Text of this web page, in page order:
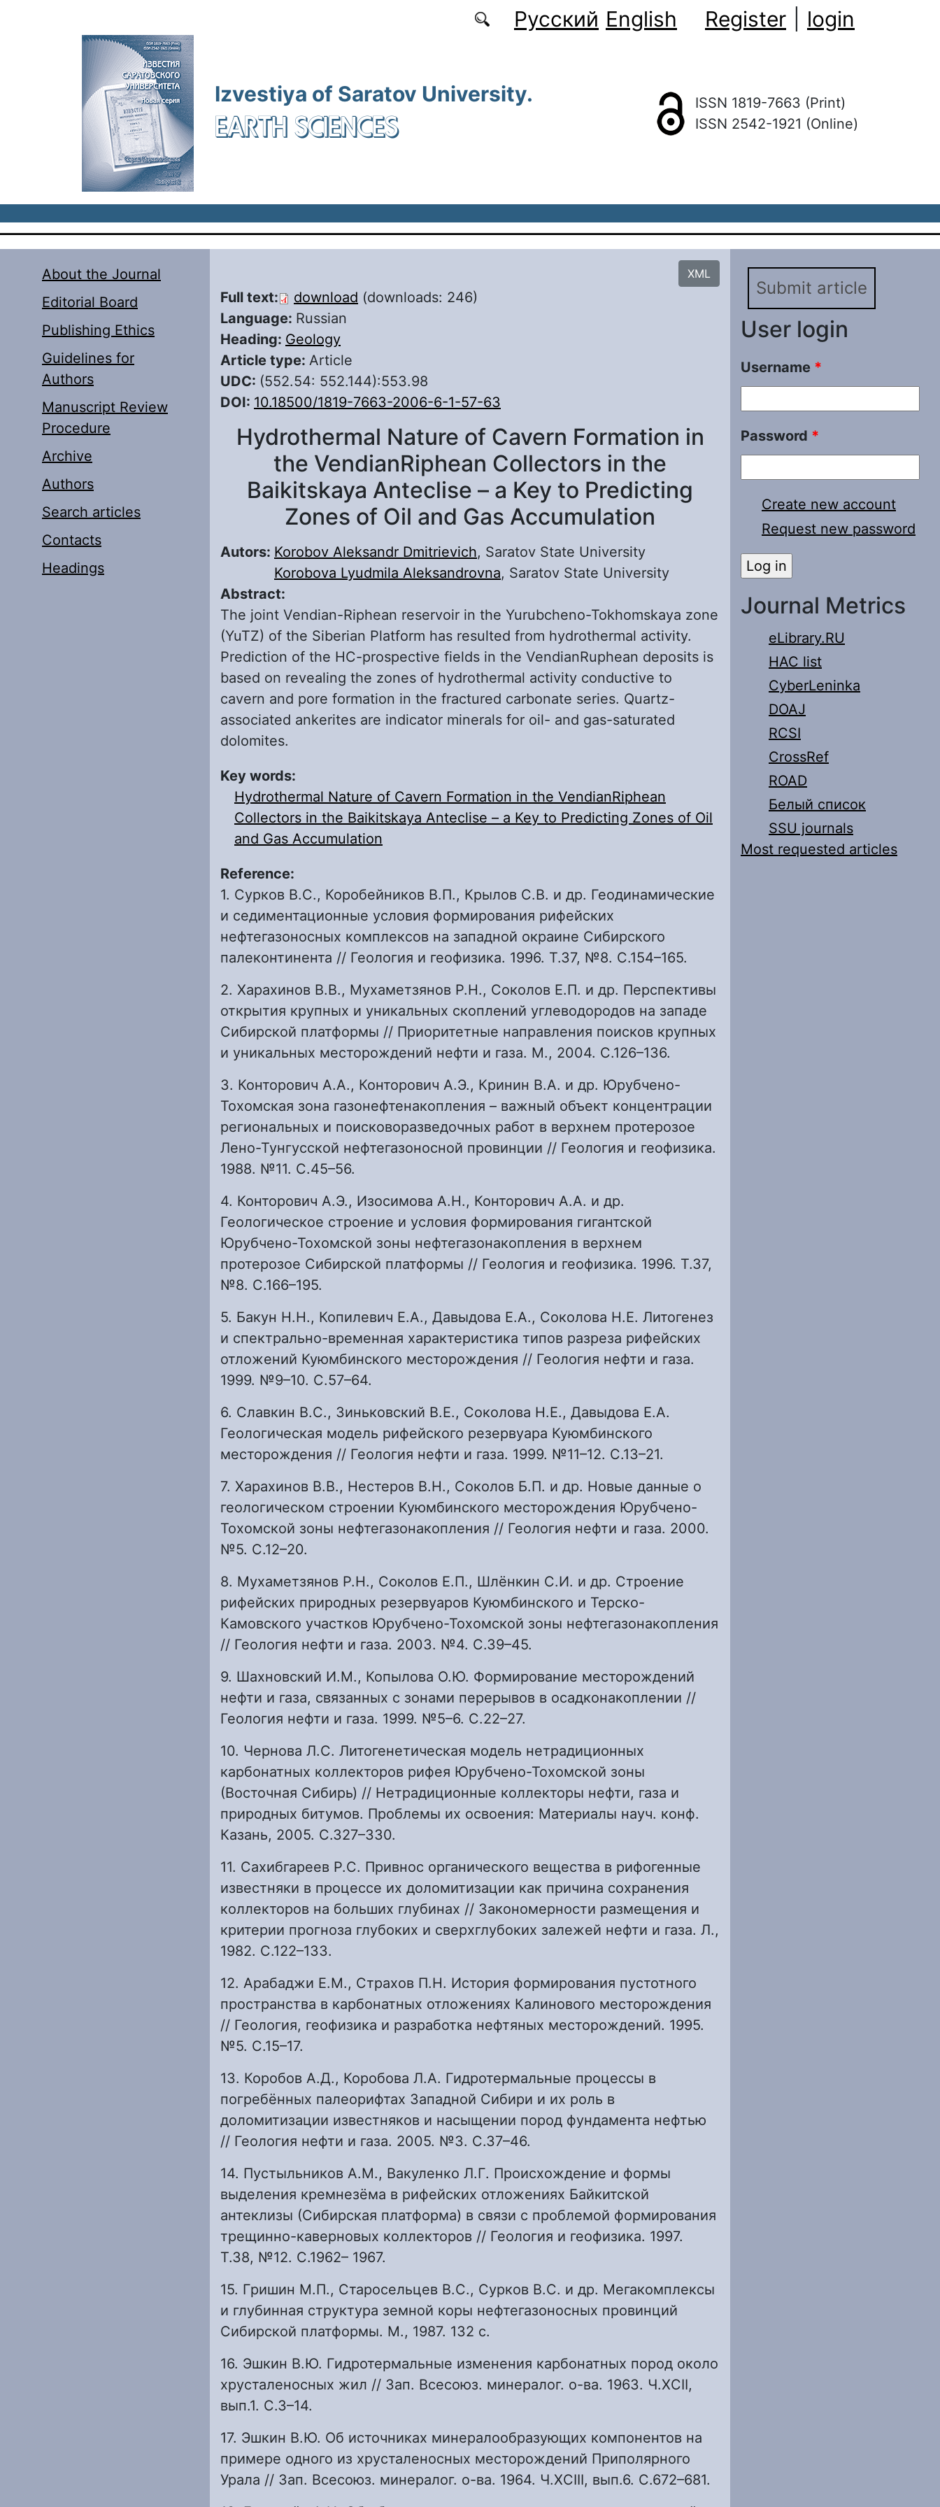
Русский English Register login
Izvestiya of Saratov University.
EARTH SCIENCES
ISSN 1819-7663 (Print)
ISSN 2542-1921 (Online)
About the Journal
Editorial Board
Publishing Ethics
Guidelines for
Authors
Manuscript Review
Procedure
Archive
Authors
Search articles
Contacts
Headings
XML
Full text: download (downloads: 246)
Language: Russian
Heading: Geology
Article type: Article
UDC: (552.54: 552.144):553.98
DOI: 10.18500/1819-7663-2006-6-1-57-63
Hydrothermal Nature of Cavern Formation in
the VendianRiphean Collectors in the
Baikitskaya Anteclise – a Key to Predicting
Zones of Oil and Gas Accumulation
Autors: Korobov Aleksandr Dmitrievich, Saratov State University
Korobova Lyudmila Aleksandrovna, Saratov State University
Abstract:
The joint Vendian-Riphean reservoir in the Yurubcheno-Tokhomskaya zone
(YuTZ) of the Siberian Platform has resulted from hydrothermal activity.
Prediction of the HC-prospective fields in the VendianRuphean deposits is
based on revealing the zones of hydrothermal activity conductive to
cavern and pore formation in the fractured carbonate series. Quartz-
associated ankerites are indicator minerals for oil- and gas-saturated
dolomites.
Key words:
Hydrothermal Nature of Cavern Formation in the VendianRiphean
Collectors in the Baikitskaya Anteclise – a Key to Predicting Zones of Oil
and Gas Accumulation
Reference:
1. Сурков В.С., Коробейников В.П., Крылов С.В. и др. Геодинамические
и седиментационные условия формирования рифейских
нефтегазоносных комплексов на западной окраине Сибирского
палеконтинента // Геология и геофизика. 1996. Т.37, №8. С.154–165.
2. Харахинов В.В., Мухаметзянов Р.Н., Соколов Е.П. и др. Перспективы
открытия крупных и уникальных скоплений углеводородов на западе
Сибирской платформы // Приоритетные направления поисков крупных
и уникальных месторождений нефти и газа. М., 2004. С.126–136.
3. Конторович А.А., Конторович А.Э., Кринин В.А. и др. Юрубчено-
Тохомская зона газонефтенакопления – важный объект концентрации
региональных и поисковоразведочных работ в верхнем протерозое
Лено-Тунгусской нефтегазоносной провинции // Геология и геофизика.
1988. №11. С.45–56.
4. Конторович А.Э., Изосимова А.Н., Конторович А.А. и др.
Геологическое строение и условия формирования гигантской
Юрубчено-Тохомской зоны нефтегазонакопления в верхнем
протерозое Сибирской платформы // Геология и геофизика. 1996. Т.37,
№8. С.166–195.
5. Бакун Н.Н., Копилевич Е.А., Давыдова Е.А., Соколова Н.Е. Литогенез
и спектрально-временная характеристика типов разреза рифейских
отложений Куюмбинского месторождения // Геология нефти и газа.
1999. №9–10. С.57–64.
6. Славкин В.С., Зиньковский В.Е., Соколова Н.Е., Давыдова Е.А.
Геологическая модель рифейского резервуара Куюмбинского
месторождения // Геология нефти и газа. 1999. №11–12. С.13–21.
7. Харахинов В.В., Нестеров В.Н., Соколов Б.П. и др. Новые данные о
геологическом строении Куюмбинского месторождения Юрубчено-
Тохомской зоны нефтегазонакопления // Геология нефти и газа. 2000.
№5. С.12–20.
8. Мухаметзянов Р.Н., Соколов Е.П., Шлёнкин С.И. и др. Строение
рифейских природных резервуаров Куюмбинского и Терско-
Камовского участков Юрубчено-Тохомской зоны нефтегазонакопления
// Геология нефти и газа. 2003. №4. С.39–45.
9. Шахновский И.М., Копылова О.Ю. Формирование месторождений
нефти и газа, связанных с зонами перерывов в осадконакоплении //
Геология нефти и газа. 1999. №5–6. С.22–27.
10. Чернова Л.С. Литогенетическая модель нетрадиционных
карбонатных коллекторов рифея Юрубчено-Тохомской зоны
(Восточная Сибирь) // Нетрадиционные коллекторы нефти, газа и
природных битумов. Проблемы их освоения: Материалы науч. конф.
Казань, 2005. С.327–330.
11. Сахибгареев Р.С. Привнос органического вещества в рифогенные
известняки в процессе их доломитизации как причина сохранения
коллекторов на больших глубинах // Закономерности размещения и
критерии прогноза глубоких и сверхглубоких залежей нефти и газа. Л.,
1982. С.122–133.
12. Арабаджи Е.М., Страхов П.Н. История формирования пустотного
пространства в карбонатных отложениях Калинового месторождения
// Геология, геофизика и разработка нефтяных месторождений. 1995.
№5. С.15–17.
13. Коробов А.Д., Коробова Л.А. Гидротермальные процессы в
погребённых палеорифтах Западной Сибири и их роль в
доломитизации известняков и насыщении пород фундамента нефтью
// Геология нефти и газа. 2005. №3. С.37–46.
14. Пустыльников А.М., Вакуленко Л.Г. Происхождение и формы
выделения кремнезёма в рифейских отложениях Байкитской
антеклизы (Сибирская платформа) в связи с проблемой формирования
трещинно-каверновых коллекторов // Геология и геофизика. 1997.
Т.38, №12. С.1962– 1967.
15. Гришин М.П., Старосельцев В.С., Сурков В.С. и др. Мегакомплексы
и глубинная структура земной коры нефтегазоносных провинций
Сибирской платформы. М., 1987. 132 с.
16. Эшкин В.Ю. Гидротермальные изменения карбонатных пород около
хрусталеносных жил // Зап. Всесоюз. минералог. о-ва. 1963. Ч.XCII,
вып.1. С.3–14.
17. Эшкин В.Ю. Об источниках минералообразующих компонентов на
примере одного из хрусталеносных месторождений Приполярного
Урала // Зап. Всесоюз. минералог. о-ва. 1964. Ч.XCIII, вып.6. С.672–681.
Submit article
User login
Username *
Password *
Create new account
Request new password
Journal Metrics
eLibrary.RU
HAC list
CyberLeninka
DOAJ
RCSI
CrossRef
ROAD
Белый список
SSU journals
Most requested articles